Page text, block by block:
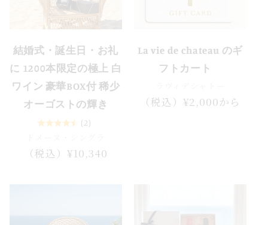
結婚式・誕生日・お礼
に 1200本限定の極上 白
ワイン 豪華BOX付 稀少
オーゴストの輝き
(2)
通（税込）¥10,340
La vie de chateau のギ
フトカート
通（税込）¥2,000から